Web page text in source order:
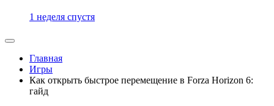
1 неделя спустя
Главная
Игры
Как открыть быстрое перемещение в Forza Horizon 6:
гайд